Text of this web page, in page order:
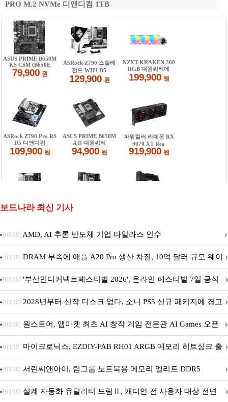
PRO M.2 NVMe 디앤디컴 1TB
보드나라 최신 기사
[03/18] AMD, AI 추론 반도체 기업 타알라스 인수
[03/18] DRAM 부족에 애플 A20 Pro 생산 차질, 10억 달러 규모 웨이
퍼 대기
[03/18] '부산인디커넥트페스티벌 2026', 온라인 페스티벌 7일 공식
개막... 22일간 진행
[03/18] 2028년부터 신작 디스크 없다, 소니 PS5 신규 패키지에 경고
문 추가
[03/18] 원스토어, 앱마켓 최초 AI 창작 게임 전문관 AI Games 오픈
[03/18] 마이크로닉스, EZDIY-FAB RH01 ARGB 메모리 히트싱크 출
시
[03/18] 서린씨앤아이, 팀그룹 노트북용 메모리 엘리트 DDR5
5600MHz 16GB 출시
[03/18] 설계 자동화 유틸리티 드림Ⅱ, 캐디안 전 사용자 대상 전면